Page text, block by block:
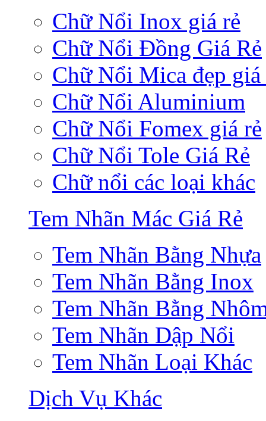
Chữ Nổi Inox giá rẻ
Chữ Nổi Đồng Giá Rẻ
Chữ Nổi Mica đẹp giá
Chữ Nổi Aluminium
Chữ Nổi Fomex giá rẻ
Chữ Nổi Tole Giá Rẻ
Chữ nổi các loại khác
Tem Nhãn Mác Giá Rẻ
Tem Nhãn Bằng Nhựa
Tem Nhãn Bằng Inox
Tem Nhãn Bằng
Tem Nhãn Dập Nổi
Tem Nhãn Loại Khác
Dịch Vụ Khác